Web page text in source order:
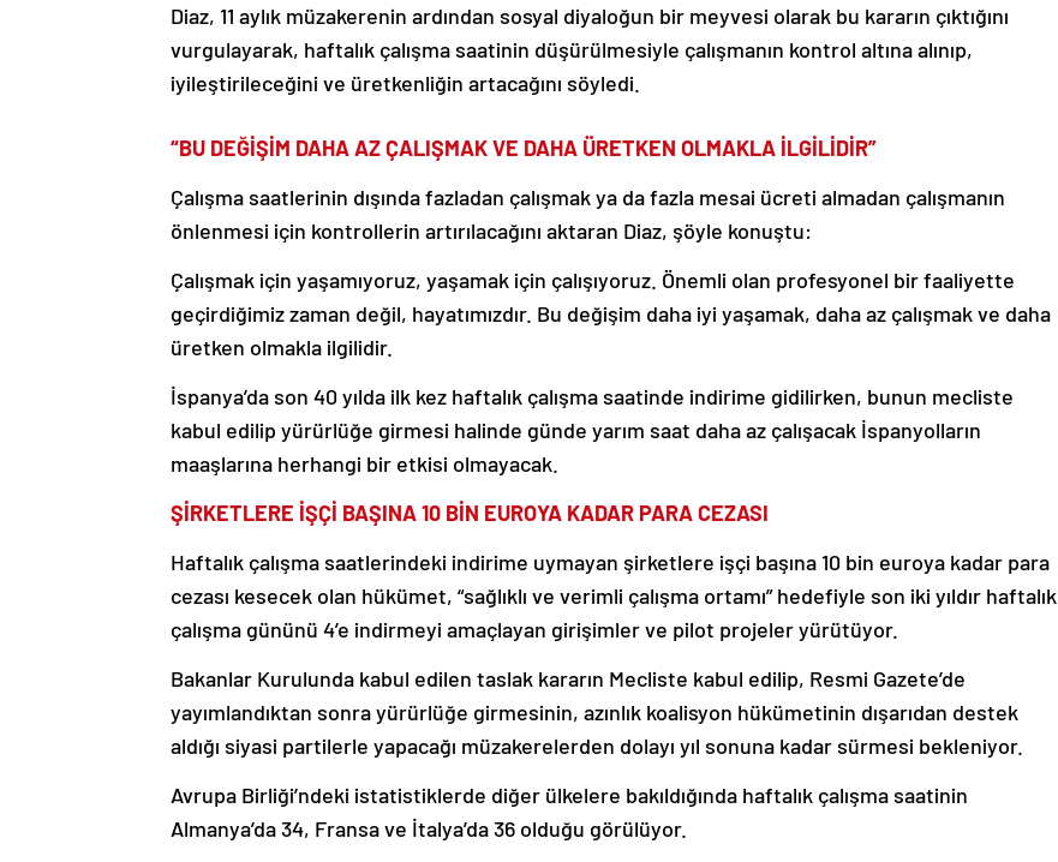
Diaz, 11 aylık müzakerenin ardından sosyal diyaloğun bir meyvesi olarak bu kararın çıktığını
vurgulayarak, haftalık çalışma saatinin düşürülmesiyle çalışmanın kontrol altına alınıp,
iyileştirileceğini ve üretkenliğin artacağını söyledi.
“BU DEĞİŞİM DAHA AZ ÇALIŞMAK VE DAHA ÜRETKEN OLMAKLA İLGİLİDİR”
Çalışma saatlerinin dışında fazladan çalışmak ya da fazla mesai ücreti almadan çalışmanın
önlenmesi için kontrollerin artırılacağını aktaran Diaz, şöyle konuştu:
Çalışmak için yaşamıyoruz, yaşamak için çalışıyoruz. Önemli olan profesyonel bir faaliyette
geçirdiğimiz zaman değil, hayatımızdır. Bu değişim daha iyi yaşamak, daha az çalışmak ve daha
üretken olmakla ilgilidir.
İspanya’da son 40 yılda ilk kez haftalık çalışma saatinde indirime gidilirken, bunun mecliste
kabul edilip yürürlüğe girmesi halinde günde yarım saat daha az çalışacak İspanyolların
maaşlarına herhangi bir etkisi olmayacak.
ŞİRKETLERE İŞÇİ BAŞINA 10 BİN EUROYA KADAR PARA CEZASI
Haftalık çalışma saatlerindeki indirime uymayan şirketlere işçi başına 10 bin euroya kadar para
cezası kesecek olan hükümet, “sağlıklı ve verimli çalışma ortamı” hedefiyle son iki yıldır haftalık
çalışma gününü 4’e indirmeyi amaçlayan girişimler ve pilot projeler yürütüyor.
Bakanlar Kurulunda kabul edilen taslak kararın Mecliste kabul edilip, Resmi Gazete’de
yayımlandıktan sonra yürürlüğe girmesinin, azınlık koalisyon hükümetinin dışarıdan destek
aldığı siyasi partilerle yapacağı müzakerelerden dolayı yıl sonuna kadar sürmesi bekleniyor.
Avrupa Birliği’ndeki istatistiklerde diğer ülkelere bakıldığında haftalık çalışma saatinin
Almanya’da 34, Fransa ve İtalya’da 36 olduğu görülüyor.